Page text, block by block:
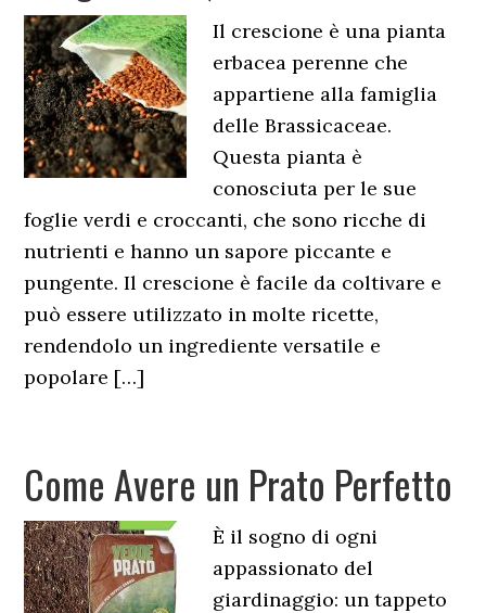
Il crescione è una pianta
erbacea perenne che
appartiene alla famiglia
delle Brassicaceae.
Questa pianta è
conosciuta per le sue
foglie verdi e croccanti, che sono ricche di
nutrienti e hanno un sapore piccante e
pungente. Il crescione è facile da coltivare e
può essere utilizzato in molte ricette,
rendendolo un ingrediente versatile e
popolare […]
Come Avere un Prato Perfetto
È il sogno di ogni
appassionato del
giardinaggio: un tappeto